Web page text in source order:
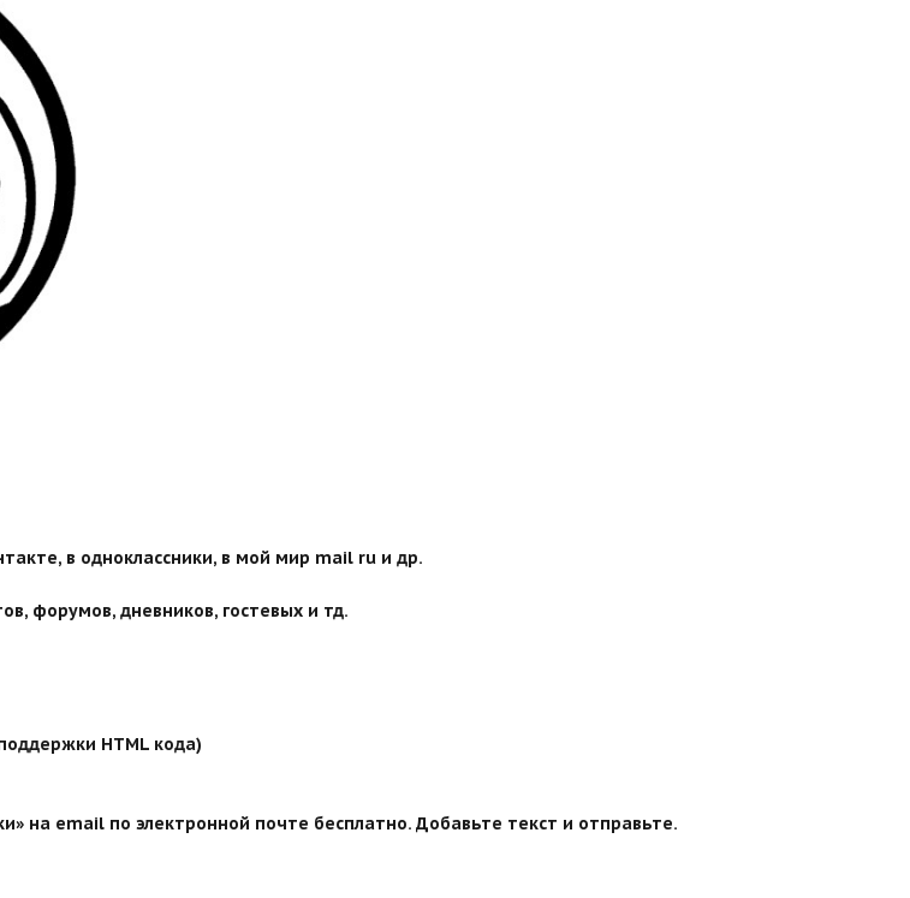
в одноклассники, в мой мир mail ru и др.
форумов, дневников, гостевых и тд.
HTML кода)
на email по электронной почте бесплатно. Добавьте текст и отправьте.